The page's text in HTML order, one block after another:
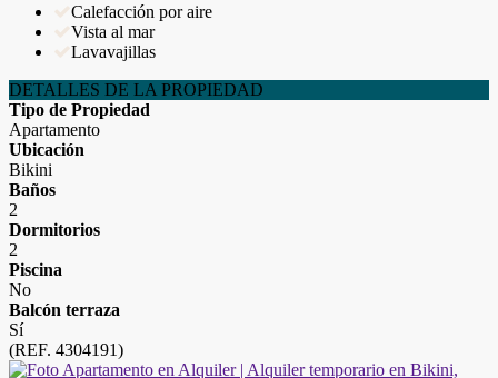
Calefacción por aire
Vista al mar
Lavavajillas
DETALLES DE LA PROPIEDAD
Tipo de Propiedad
Apartamento
Ubicación
Bikini
Baños
2
Dormitorios
2
Piscina
No
Balcón terraza
Sí
(REF. 4304191)